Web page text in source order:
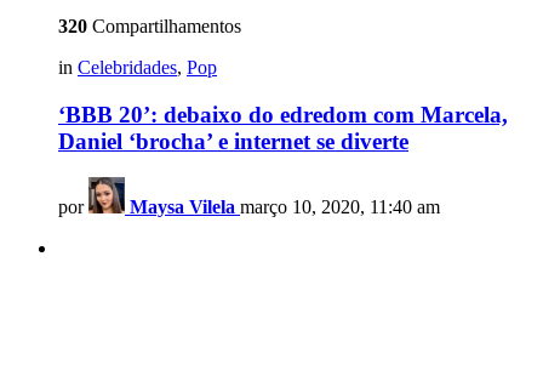
320 Compartilhamentos
in Celebridades, Pop
‘BBB 20’: debaixo do edredom com Marcela,
Daniel ‘brocha’ e internet se diverte
por Maysa Vilela março 10, 2020, 11:40 am